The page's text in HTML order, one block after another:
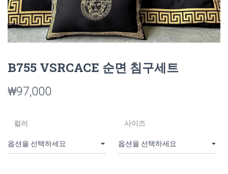
B755 VSRCACE 순면 침구세트
₩97,000
컬러 사이즈